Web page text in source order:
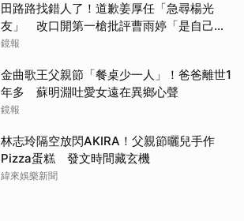
田路路找錯人了！道歉姜厚任「急尋楊光
友」 改口開第一槍批評曹雨婷「是自己太
衝動」
鏡報
金曲歌王父親節「餐桌少一人」！爸爸離世1
年多 蘇明淵吐愛女遠在異鄉心聲
鏡報
林志玲隔空放閃AKIRA！父親節曬兒手作
Pizza蛋糕 發文時間藏玄機
緯來娛樂新聞